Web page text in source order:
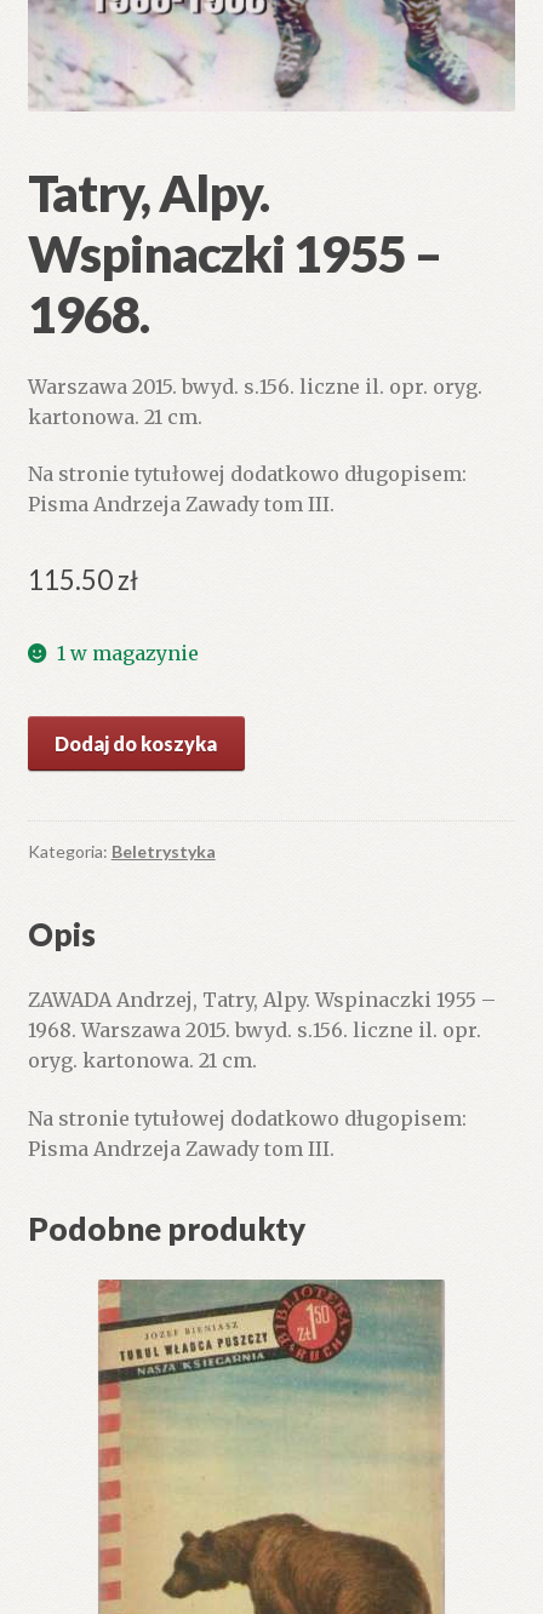
Tatry, Alpy.
Wspinaczki 1955 –
1968.
Warszawa 2015. bwyd. s.156. liczne il. opr. oryg.
kartonowa. 21 cm.
Na stronie tytułowej dodatkowo długopisem:
Pisma Andrzeja Zawady tom III.
115.50zł
1 w magazynie
Tatry,
Wspinaczki
1955
Dodaj do koszyka
Kategoria: Beletrystyka
Opis
ZAWADA Andrzej, Tatry, Alpy. Wspinaczki 1955 –
1968. Warszawa 2015. bwyd. s.156. liczne il. opr.
oryg. kartonowa. 21 cm.
Na stronie tytułowej dodatkowo długopisem:
Pisma Andrzeja Zawady tom III.
Podobne produkty